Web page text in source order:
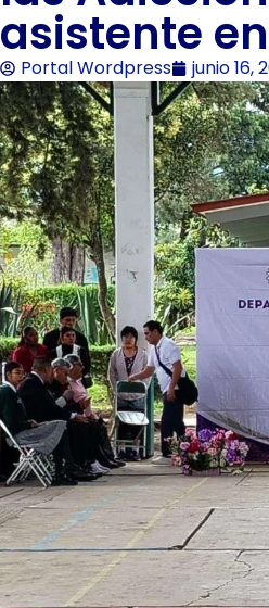
asistente
Portal Wordpress junio 16,